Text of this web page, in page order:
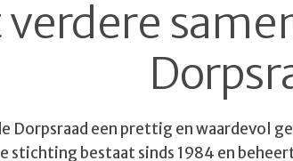
Dorpsraad een prettig en waardevol
stichting bestaat sinds 1984 en